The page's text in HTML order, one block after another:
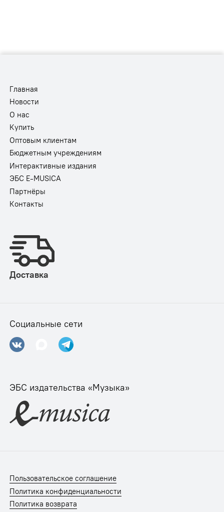
Главная
Новости
О нас
Купить
Оптовым клиентам
Бюджетным учреждениям
Интерактивные издания
ЭБС E-MUSICA
Партнёры
Контакты
Доставка
Социальные сети
ЭБС издательства «Музыка»
Пользовательское соглашение
Политика конфиденциальности
Политика возврата